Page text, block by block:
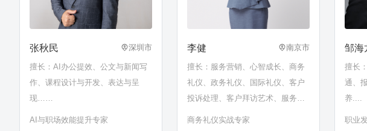
张秋民 深圳市
擅长：AI办公提效、公文与新闻写
作、课程设计与开发、表达与呈
现……
AI与职场效能提升专家
李健 南京市
擅长：服务营销、心智成长、商务
礼仪、政务礼仪、国际礼仪、客户
投诉处理、客户拜访艺术、服务型
心智、职业素养、职业形象塑造与
商务礼仪实战专家
邹海
擅长
通、
养....
职业